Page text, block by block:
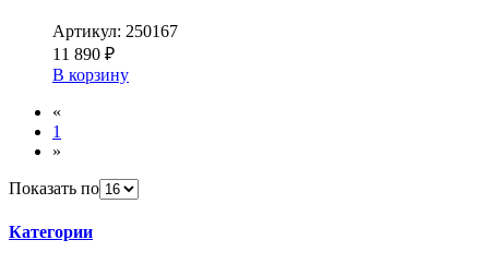
Артикул: 250167
11 890 ₽
В корзину
«
1
»
Показать по
Категории